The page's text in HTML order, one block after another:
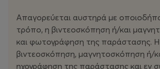
Απαγορεύεται αυστηρά με
τρόπο, η βιντεοσκόπηση ή/και
και φωτογράφηση της παράστασης.
βιντεοσκόπηση, μαγνητοσκόπηση ή/
ηχογράφηση της παράστασης και εν